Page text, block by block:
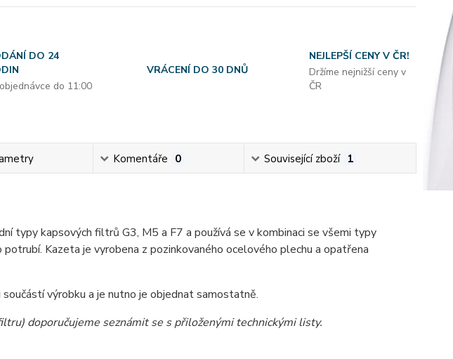
DO 24
do 11:00
VRÁCENÍ DO 30 DNŮ
NEJLEPŠÍ CENY V ČR!
Držíme nejnižší ceny v
ČR
Komentáře 0 Související zboží 1
typy kapsových filtrů G3, M5 a F7 a používá se v kombinaci se všemi typy
Kazeta je vyrobena z pozinkovaného ocelového plechu a opatřena
výrobku a je nutno je objednat samostatně.
doporučujeme seznámit se s přiloženými technickými listy.